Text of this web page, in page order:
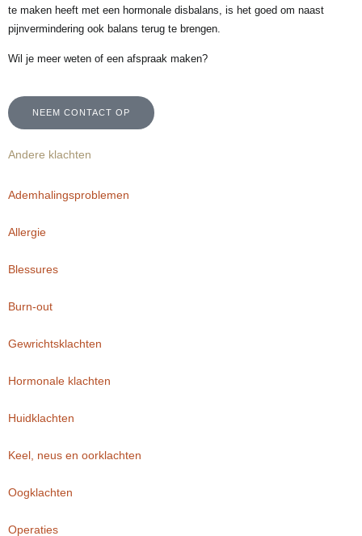
te maken heeft met een hormonale disbalans, is het goed om naast
pijnvermindering ook balans terug te brengen.
Wil je meer weten of een afspraak maken?
NEEM CONTACT OP
Andere klachten
Ademhalingsproblemen
Allergie
Blessures
Burn-out
Gewrichtsklachten
Hormonale klachten
Huidklachten
Keel, neus en oorklachten
Oogklachten
Operaties